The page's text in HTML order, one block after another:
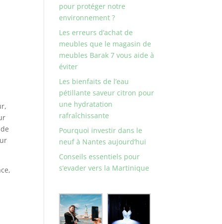
pour protéger notre
environnement ?
Les erreurs d’achat de
meubles que le magasin de
meubles Barak 7 vous aide à
éviter
Les bienfaits de l’eau
pétillante saveur citron pour
une hydratation
rafraîchissante
Pourquoi investir dans le
neuf à Nantes aujourd’hui
Conseils essentiels pour
s’evader vers la Martinique